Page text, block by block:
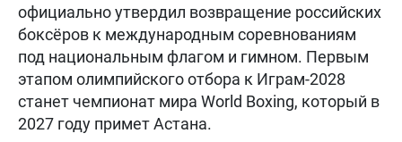
официально утвердил возвращение российских
боксёров к международным соревнованиям
под национальным флагом и гимном. Первым
этапом олимпийского отбора к Играм-2028
станет чемпионат мира World Boxing, который в
2027 году примет Астана.